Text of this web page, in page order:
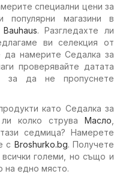
специални цени за
магазини в
Bauhaus. Разгледахте ли
ви селекция от
намерите Седалка за
проверявайте датата
за да не пропуснете
като Седалка за
колко струва Масло
тази седмица? Намерете
с Broshurko.bg. Получете
големи, но също и
на едно място.